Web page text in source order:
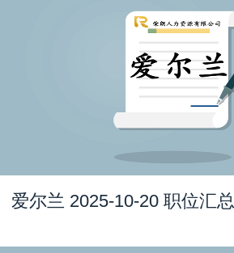
爱尔兰 2025-10-20 职位汇总